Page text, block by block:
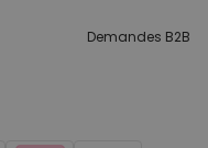
Demandes B2B